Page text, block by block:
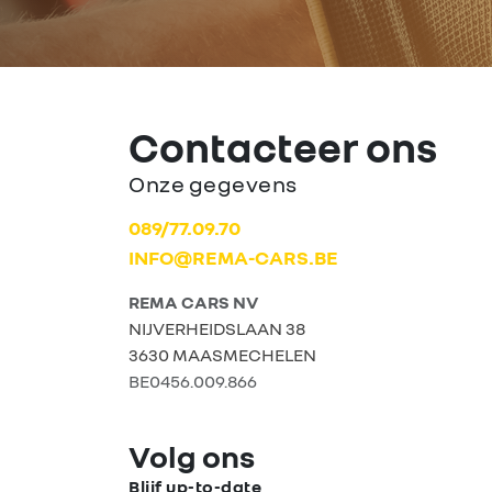
Contacteer ons
Onze gegevens
089/77.09.70
INFO@REMA-CARS.BE
REMA CARS NV
NIJVERHEIDSLAAN 38
3630 MAASMECHELEN
BE0456.009.866
Volg ons
Blijf up-to-date